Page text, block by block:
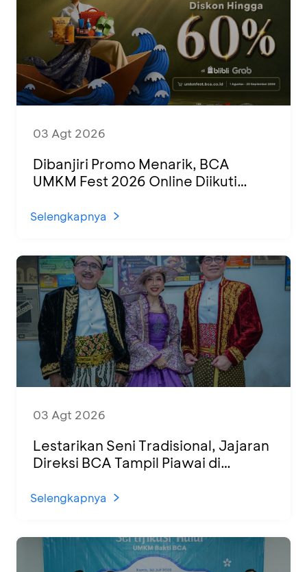
03 Agt 2026
Dibanjiri Promo Menarik, BCA
UMKM Fest 2026 Online Diikuti
Selengkapnya
03 Agt 2026
Lestarikan Seni Tradisional, Jajaran
Direksi BCA Tampil Piawai di
Selengkapnya